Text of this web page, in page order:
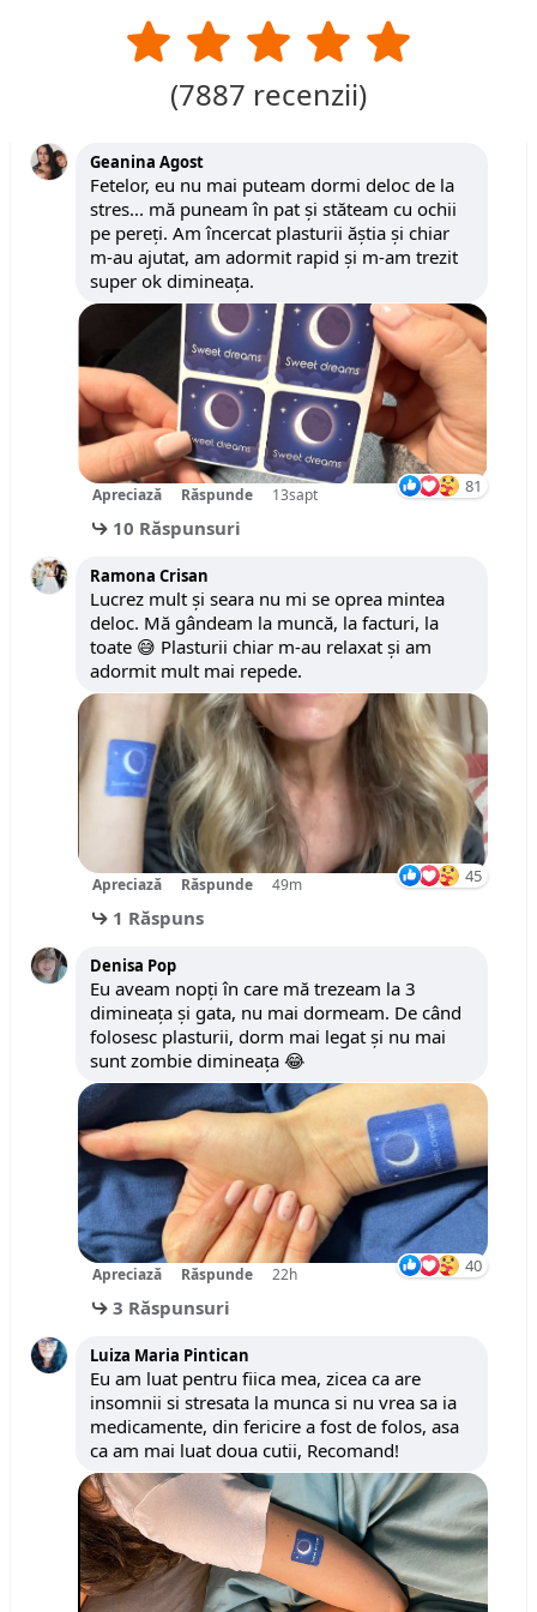
(7887 recenzii)
Geanina Agost
Fetelor, eu nu mai puteam dormi deloc de la
stres... mă puneam în pat și stăteam cu ochii
pe pereți. Am încercat plasturii ăștia și chiar
m-au ajutat, am adormit rapid și m-am trezit
super ok dimineața.
Apreciază Răspunde 13sapt 81
10 Răspunsuri
Ramona Crisan
Lucrez mult și seara nu mi se oprea mintea
deloc. Mă gândeam la muncă, la facturi, la
toate 😅 Plasturii chiar m-au relaxat și am
adormit mult mai repede.
Apreciază Răspunde 49m 45
1 Răspuns
Denisa Pop
Eu aveam nopți în care mă trezeam la 3
dimineața și gata, nu mai dormeam. De când
folosesc plasturii, dorm mai legat și nu mai
sunt zombie dimineața 😂
Apreciază Răspunde 22h 40
3 Răspunsuri
Luiza Maria Pintican
Eu am luat pentru fiica mea, zicea ca are
insomnii si stresata la munca si nu vrea sa ia
medicamente, din fericire a fost de folos, asa
ca am mai luat doua cutii, Recomand!